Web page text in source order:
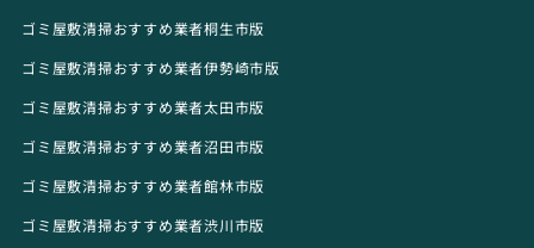
ゴミ屋敷清掃おすすめ業者桐生市版
ゴミ屋敷清掃おすすめ業者伊勢崎市版
ゴミ屋敷清掃おすすめ業者太田市版
ゴミ屋敷清掃おすすめ業者沼田市版
ゴミ屋敷清掃おすすめ業者館林市版
ゴミ屋敷清掃おすすめ業者渋川市版